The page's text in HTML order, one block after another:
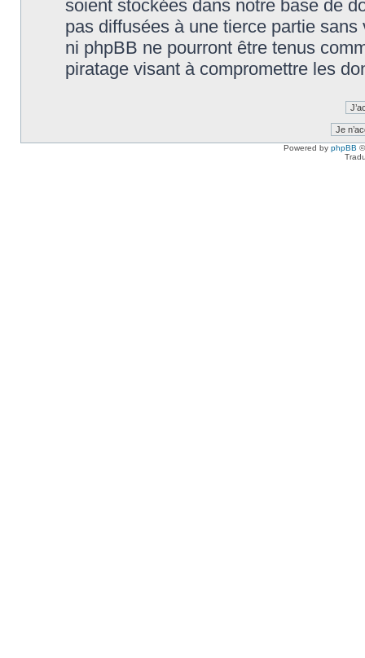
soient stockées dans notre base de
pas diffusées à une tierce partie sans
ni phpBB ne pourront être tenus
piratage visant à compromettre les
Powered by phpBB